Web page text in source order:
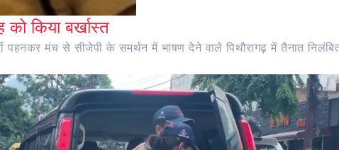
किया बर्खास्त
पहनकर मंच से सीजेपी के समर्थन में भाषण देने वाले पिथौरागढ़ में तैनात